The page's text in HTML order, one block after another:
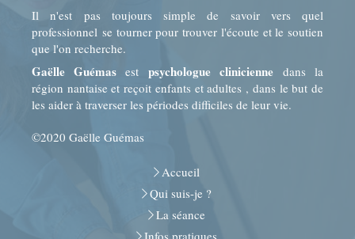
Il n'est pas toujours simple de savoir vers quel
professionnel se tourner pour trouver l'écoute et le soutien
que l'on recherche.
Gaëlle Guémas est psychologue clinicienne dans la
région nantaise et reçoit enfants et adultes , dans le but de
les aider à traverser les périodes difficiles de leur vie.
©2020 Gaëlle Guémas
Accueil
Qui suis-je ?
La séance
Infos pratiques